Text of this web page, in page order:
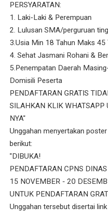
PERSYARATAN:
1. Laki-Laki & Perempuan
2. Lulusan SMA/perguruan
3.Usia Min 18 Tahun Maks 45
4. Sehat Jasmani Rohani &
5.Penempatan Daerah
Domisili Peserta
PENDAFTARAN GRATIS
SILAHKAN KLIK WHATSAPP
NYA"
Unggahan menyertakan
berikut:
"DIBUKA!
PENDAFTARAN CPNS
15 NOVEMBER - 20
UNTUK PENDAFTARAN
Unggahan tersebut disertai